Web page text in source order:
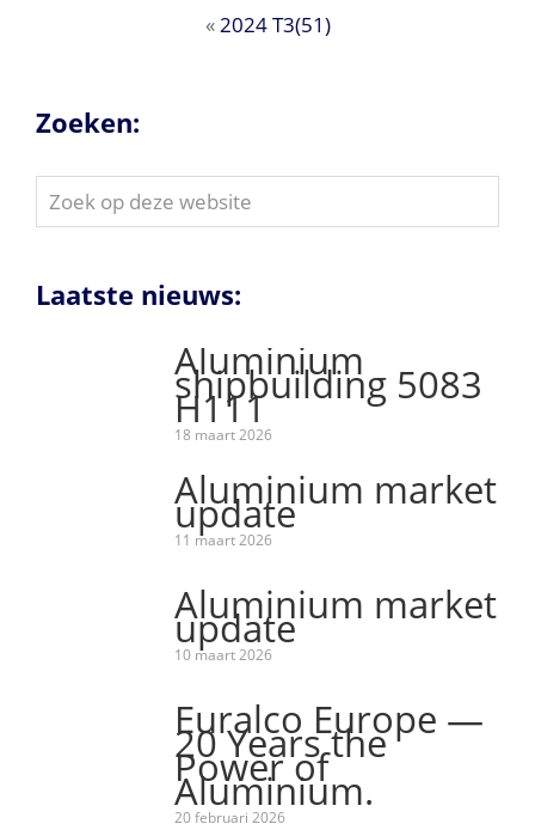
«2024 T3(51)
Zoeken:
Zoek
op
website
Laatste nieuws:
Aluminium
shipbuilding 5083
H111
18 maart 2026
Aluminium market
update
11 maart 2026
Aluminium market
update
10 maart 2026
Euralco Europe —
20 Years the
Power of
Aluminium.
20 februari 2026